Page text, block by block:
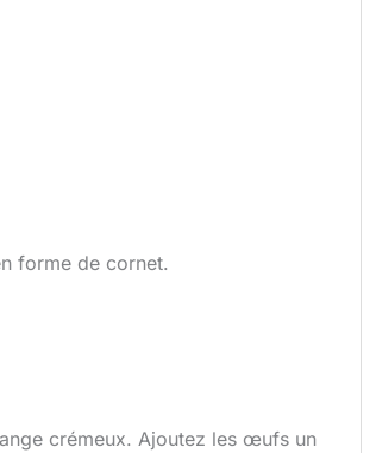
forme de cornet.
crémeux. Ajoutez les œufs un